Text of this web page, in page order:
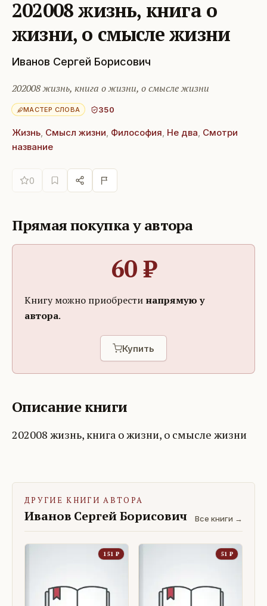
202008 жизнь, книга о
жизни, о смысле жизни
Иванов Сергей Борисович
202008 жизнь, книга о жизни, о смысле жизни
МАСТЕР СЛОВА 350
Жизнь, Смысл жизни, Философия, Не два, Смотри
название
0
Прямая покупка у автора
60₽
Книгу можно приобрести напрямую у
автора.
Купить
Описание книги
202008 жизнь, книга о жизни, о смысле жизни
ДРУГИЕ КНИГИ АВТОРА
Иванов Сергей Борисович Все книги →
151 ₽ 51 ₽